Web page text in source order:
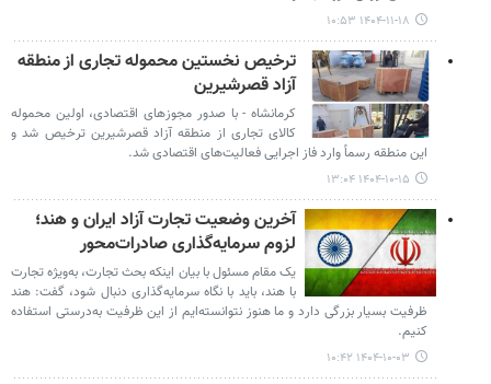
۱۴۰۴-۱۱-۱۸ ۱۰:۵۳
ترخیص نخستین محموله تجاری از منطقه
آزاد قصرشیرین
کرمانشاه - با صدور مجوزهای اقتصادی، اولین محموله
کالای تجاری از منطقه آزاد قصرشیرین ترخیص شد و
این منطقه رسماً وارد فاز اجرایی فعالیت‌های اقتصادی شد.
۱۴۰۴-۱۰-۱۵ ۱۳:۰۴
آخرین وضعیت تجارت آزاد ایران و هند؛
لزوم سرمایه‌گذاری صادرات‌محور
یک مقام مسئول با بیان اینکه بحث تجارت، به‌ویژه تجارت
با هند، باید با نگاه سرمایه‌گذاری دنبال شود، گفت: هند
ظرفیت بسیار بزرگی دارد و ما هنوز نتوانسته‌ایم از این ظرفیت به‌درستی استفاده
کنیم.
۱۴۰۴-۱۰-۰۳ ۱۰:۴۲